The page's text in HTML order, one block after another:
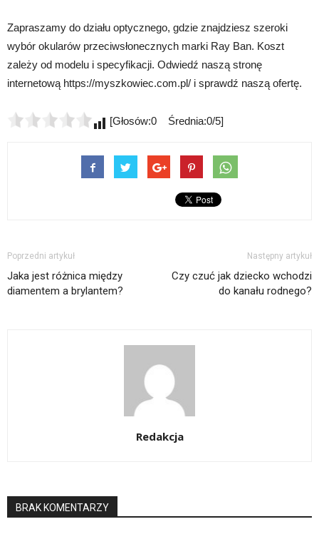
Zapraszamy do działu optycznego, gdzie znajdziesz szeroki
wybór okularów przeciwsłonecznych marki Ray Ban. Koszt
zależy od modelu i specyfikacji. Odwiedź naszą stronę
internetową https://myszkowiec.com.pl/ i sprawdź naszą ofertę.
[Głosów:0 Średnia:0/5]
Poprzedni artykuł
Jaka jest różnica między
diamentem a brylantem?
Następny artykuł
Czy czuć jak dziecko wchodzi
do kanału rodnego?
Redakcja
BRAK KOMENTARZY